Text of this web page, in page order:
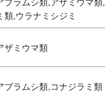
ブラムシ類,アザミウマ
類,ウラナミシジミ
ザミウマ類
ブラムシ類,コナジラミ類